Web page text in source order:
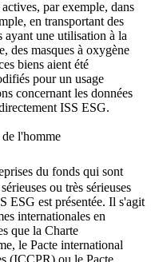
par exemple, dans
en transportant des
ayant une utilisation à la
des masques à oxygène
biens aient été
pour un usage
concernant les données
ISS ESG.
l'homme
du fonds qui sont
ou très sérieuses
ESG est présentée. Il s'agit
internationales en
que la Charte
le Pacte international
(ICCPR) ou le Pacte